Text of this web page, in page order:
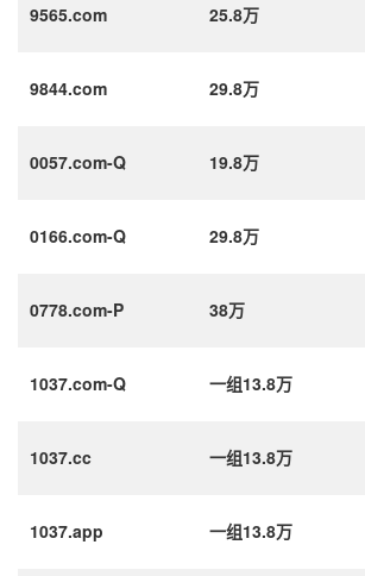
9565.com 25.8万
9844.com 29.8万
0057.com-Q 19.8万
0166.com-Q 29.8万
0778.com-P 38万
1037.com-Q 一组13.8万
1037.cc 一组13.8万
1037.app 一组13.8万